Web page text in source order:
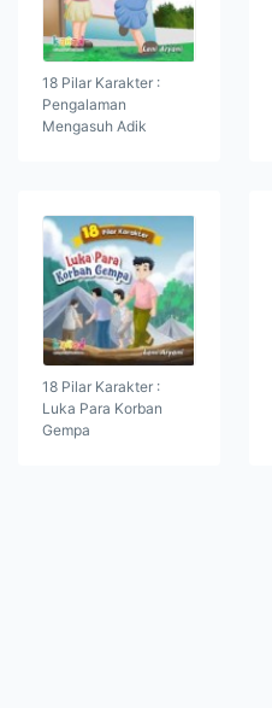
18 Pilar Karakter :
Pengalaman
Mengasuh Adik
18 Pilar Karakter :
Luka Para Korban
Gempa